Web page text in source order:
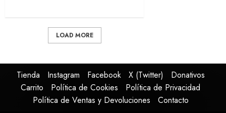
LOAD MORE
Tienda Instagram Facebook X (Twitter)
Donativos
Carrito
Política de Cookies
Política de Privacidad
Política de Ventas y Devoluciones
Contacto